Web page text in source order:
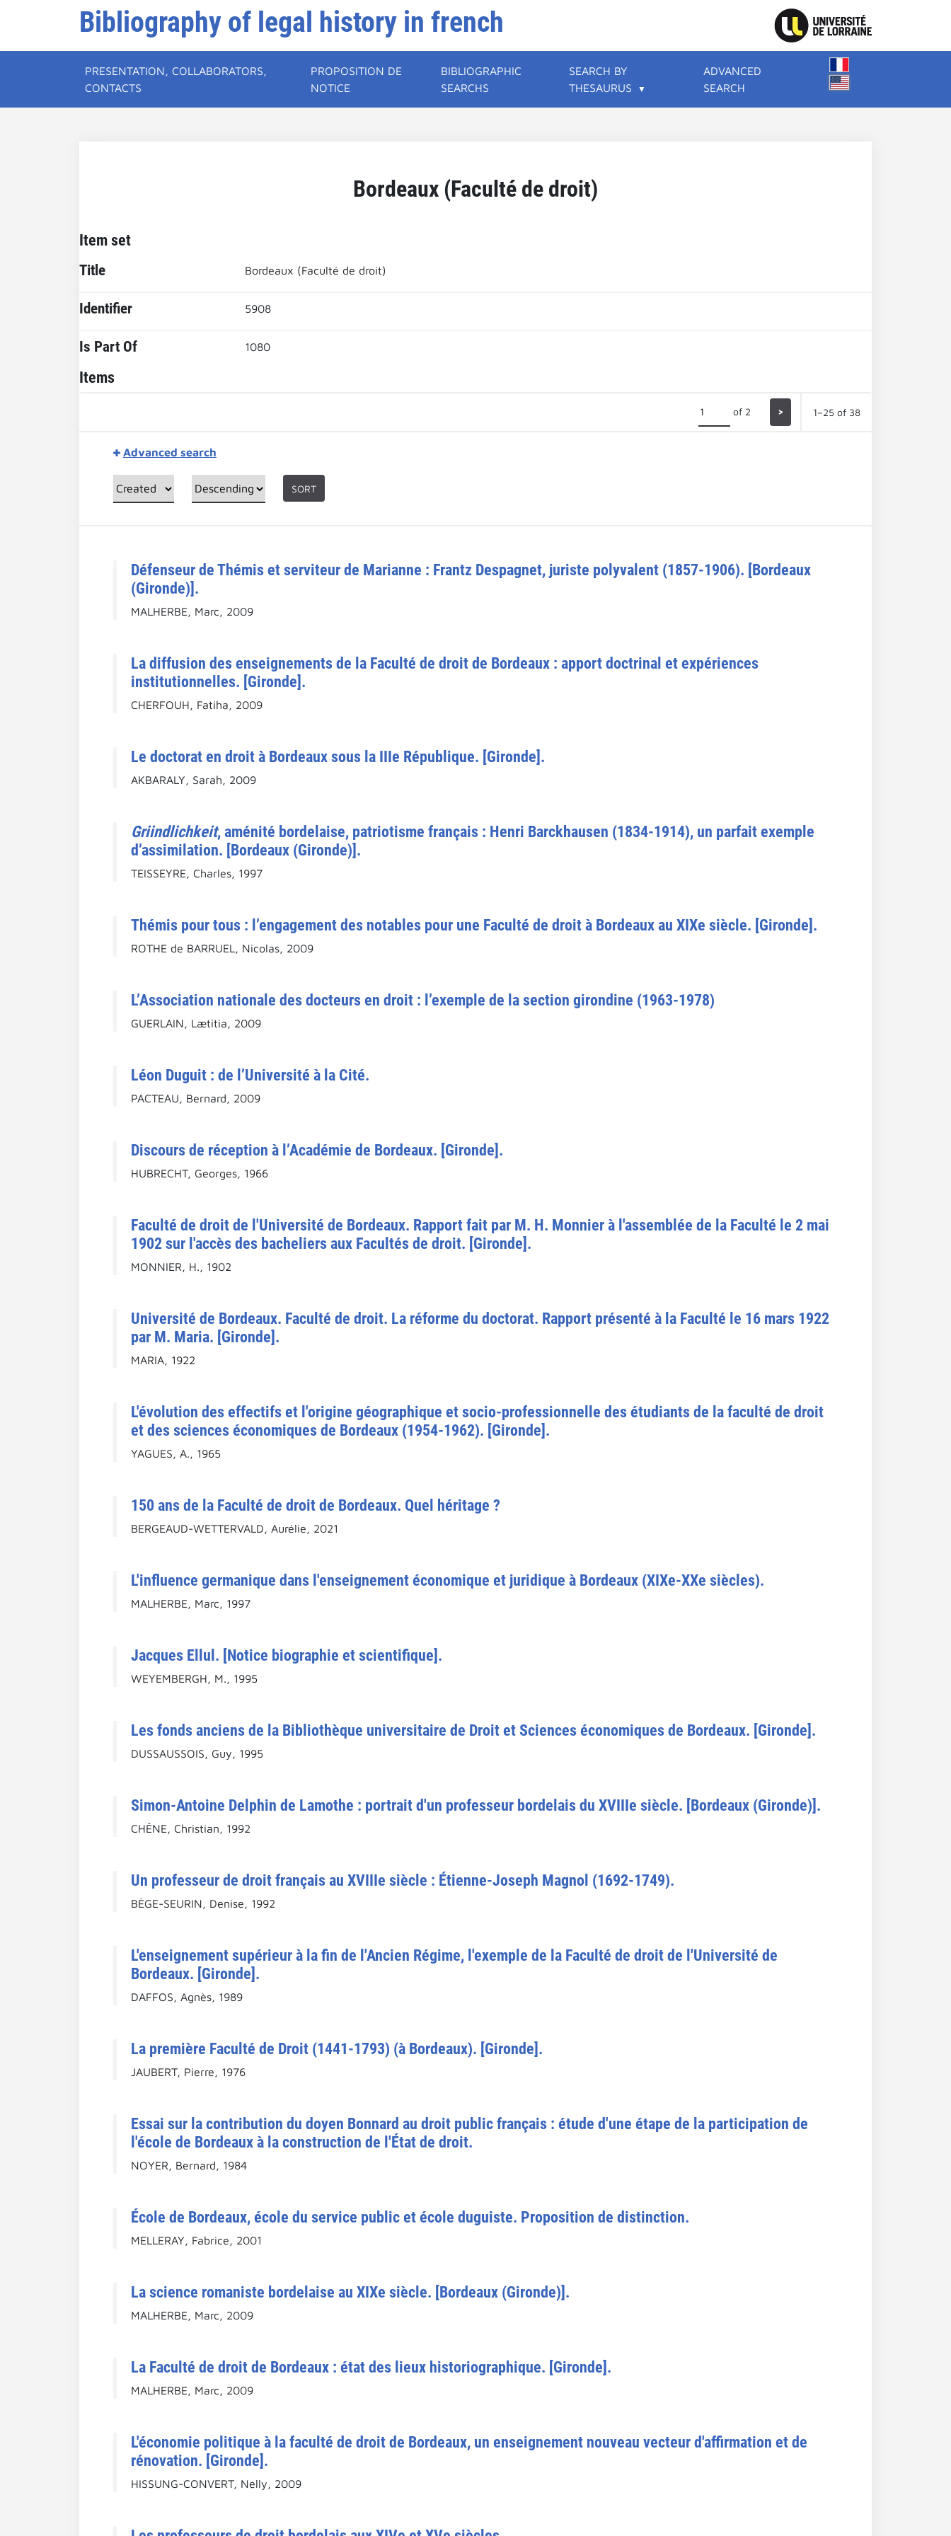
Bibliography of legal history in french
PRESENTATION, COLLABORATORS,
CONTACTS
PROPOSITION DE
NOTICE
BIBLIOGRAPHIC
SEARCHS
SEARCH BY
THESAURUS
ADVANCED
SEARCH
Bordeaux (Faculté de droit)
Item set
Title Bordeaux (Faculté de droit)
Identifier 5908
Is Part Of 1080
Items
of 2 > 1–25 of 38
Advanced search
SORT
Défenseur de Thémis et serviteur de Marianne : Frantz Despagnet, juriste polyvalent (1857-1906). [Bordeaux
(Gironde)].
MALHERBE, Marc, 2009
La diffusion des enseignements de la Faculté de droit de Bordeaux : apport doctrinal et expériences
institutionnelles. [Gironde].
CHERFOUH, Fatiha, 2009
Le doctorat en droit à Bordeaux sous la IIIe République. [Gironde].
AKBARALY, Sarah, 2009
Griindlichkeit, aménité bordelaise, patriotisme français : Henri Barckhausen (1834-1914), un parfait exemple
d’assimilation. [Bordeaux (Gironde)].
TEISSEYRE, Charles, 1997
Thémis pour tous : l’engagement des notables pour une Faculté de droit à Bordeaux au XIXe siècle. [Gironde].
ROTHE de BARRUEL, Nicolas, 2009
L’Association nationale des docteurs en droit : l’exemple de la section girondine (1963-1978)
GUERLAIN, Lætitia, 2009
Léon Duguit : de l’Université à la Cité.
PACTEAU, Bernard, 2009
Discours de réception à l’Académie de Bordeaux. [Gironde].
HUBRECHT, Georges, 1966
Faculté de droit de l'Université de Bordeaux. Rapport fait par M. H. Monnier à l'assemblée de la Faculté le 2 mai
1902 sur l'accès des bacheliers aux Facultés de droit. [Gironde].
MONNIER, H., 1902
Université de Bordeaux. Faculté de droit. La réforme du doctorat. Rapport présenté à la Faculté le 16 mars 1922
par M. Maria. [Gironde].
MARIA, 1922
L'évolution des effectifs et l'origine géographique et socio-professionnelle des étudiants de la faculté de droit
et des sciences économiques de Bordeaux (1954-1962). [Gironde].
YAGUES, A., 1965
150 ans de la Faculté de droit de Bordeaux. Quel héritage ?
BERGEAUD-WETTERVALD, Aurélie, 2021
L'influence germanique dans l'enseignement économique et juridique à Bordeaux (XIXe-XXe siècles).
MALHERBE, Marc, 1997
Jacques Ellul. [Notice biographie et scientifique].
WEYEMBERGH, M., 1995
Les fonds anciens de la Bibliothèque universitaire de Droit et Sciences économiques de Bordeaux. [Gironde].
DUSSAUSSOIS, Guy, 1995
Simon-Antoine Delphin de Lamothe : portrait d'un professeur bordelais du XVIIIe siècle. [Bordeaux (Gironde)].
CHÊNE, Christian, 1992
Un professeur de droit français au XVIIIe siècle : Étienne-Joseph Magnol (1692-1749).
BÈGE-SEURIN, Denise, 1992
L'enseignement supérieur à la fin de l'Ancien Régime, l'exemple de la Faculté de droit de l'Université de
Bordeaux. [Gironde].
DAFFOS, Agnès, 1989
La première Faculté de Droit (1441-1793) (à Bordeaux). [Gironde].
JAUBERT, Pierre, 1976
Essai sur la contribution du doyen Bonnard au droit public français : étude d'une étape de la participation de
l'école de Bordeaux à la construction de l'État de droit.
NOYER, Bernard, 1984
École de Bordeaux, école du service public et école duguiste. Proposition de distinction.
MELLERAY, Fabrice, 2001
La science romaniste bordelaise au XIXe siècle. [Bordeaux (Gironde)].
MALHERBE, Marc, 2009
La Faculté de droit de Bordeaux : état des lieux historiographique. [Gironde].
MALHERBE, Marc, 2009
L'économie politique à la faculté de droit de Bordeaux, un enseignement nouveau vecteur d'affirmation et de
rénovation. [Gironde].
HISSUNG-CONVERT, Nelly, 2009